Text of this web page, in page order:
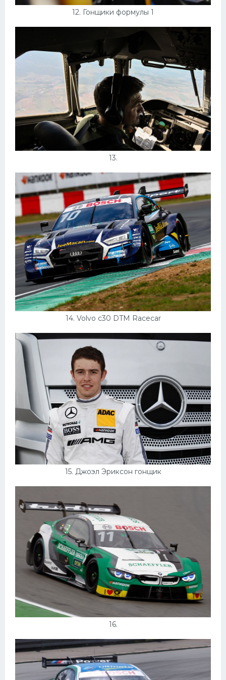
12. Гонщики формулы 1
13.
14. Volvo с30 DTM Racecar
15. Джоэл Эриксон гонщик
16.